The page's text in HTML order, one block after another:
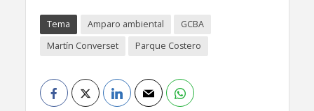
Tema Amparo ambiental
GCBA
Martín Converset
Parque Costero